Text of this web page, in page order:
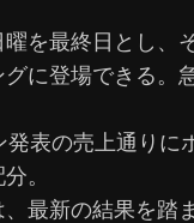
曜を最終日とし、
に登場できる。
発表の売上通り
。
最新の結果を踏